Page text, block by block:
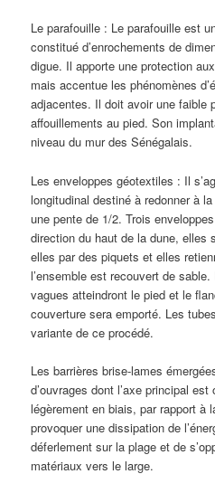
Le parafouille : Le parafouille est
constitué d’enrochements de
digue. Il apporte une protection
mais accentue les phénomènes
adjacentes. Il doit avoir une faible
affouillements au pied. Son
niveau du mur des Sénégalais.
Les enveloppes géotextiles : Il
longitudinal destiné à redonner à
une pente de 1/2. Trois
direction du haut de la dune, elles
elles par des piquets et elles
l’ensemble est recouvert de
vagues atteindront le pied et le
couverture sera emporté. Les
variante de ce procédé.
Les barrières brise-lames
d’ouvrages dont l’axe principal
légèrement en biais, par rapport à
provoquer une dissipation de
déferlement sur la plage et de
matériaux vers le large.